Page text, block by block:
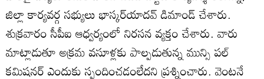
జిల్లా కార్యవర్గ సభ్యులు భాస్కర్‌యాదవ్‌ డిమాండ్‌ చేశారు.
శుక్రవారం సీపీఐ ఆధ్వర్యంలో నిరసన వ్యక్తం చేశారు. వారు
మాట్లాడుతూ అక్రమ వసూళ్లకు పాల్పడుతున్న మున్సి పల్‌
కమిషనర్‌ ఎందుకు స్పందించడంలేదని ప్రశ్నించారు. వెంటనే